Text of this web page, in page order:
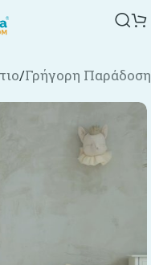
/Γρήγορη Παράδοση